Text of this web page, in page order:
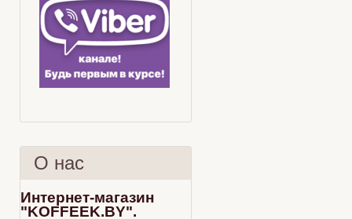
О нас
Интернет-магазин
"KOFFEEK.BY".